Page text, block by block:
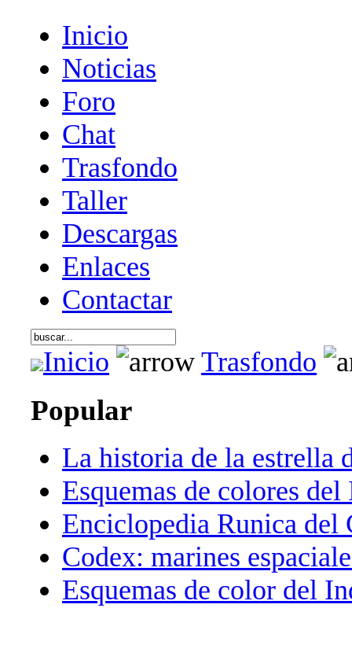
Inicio
Noticias
Foro
Chat
Trasfondo
Taller
Descargas
Enlaces
Contactar
Inicio
Trasfondo
Popular
La historia de la estrella
Esquemas de colores
Enciclopedia Runica del
Codex: marines
Esquemas de color del